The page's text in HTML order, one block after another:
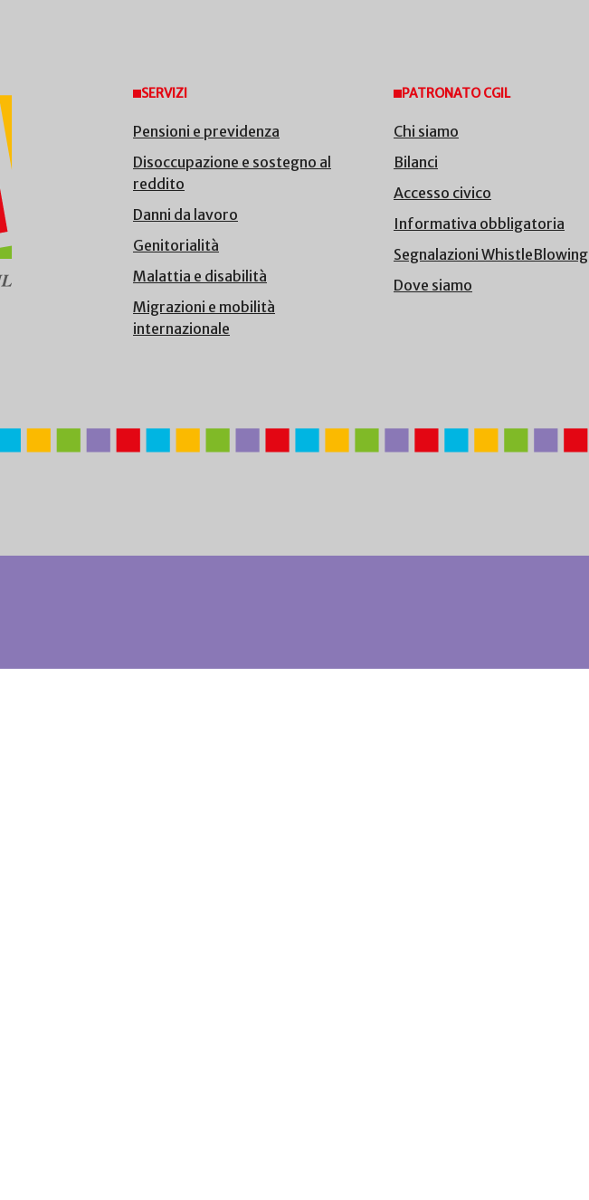
SERVIZI
Pensioni e previdenza
Disoccupazione e sostegno al
reddito
Danni da lavoro
Genitorialità
Malattia e disabilità
Migrazioni e mobilità
internazionale
PATRONATO CGIL
Chi siamo
Bilanci
Accesso civico
Informativa obbligatoria
Segnalazioni WhistleBlowing
Dove siamo